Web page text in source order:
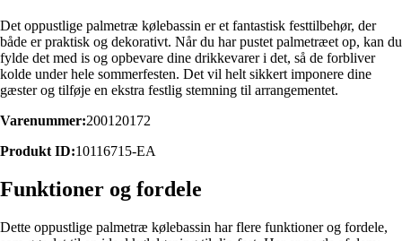
Det oppustlige palmetræ kølebassin er et fantastisk festtilbehør, der
både er praktisk og dekorativt. Når du har pustet palmetræet op, kan du
fylde det med is og opbevare dine drikkevarer i det, så de forbliver
kolde under hele sommerfesten. Det vil helt sikkert imponere dine
gæster og tilføje en ekstra festlig stemning til arrangementet.
Varenummer:200120172
Produkt ID:10116715-EA
Funktioner og fordele
Dette oppustlige palmetræ kølebassin har flere funktioner og fordele,